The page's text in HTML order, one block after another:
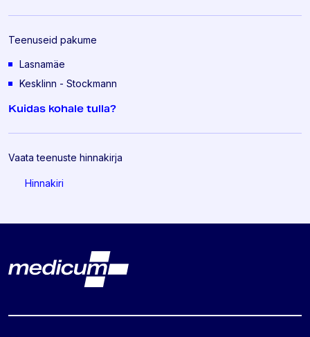
Teenuseid pakume
Lasnamäe
Kesklinn - Stockmann
Kuidas kohale tulla?
Vaata teenuste hinnakirja
Hinnakiri
Lehe jalus